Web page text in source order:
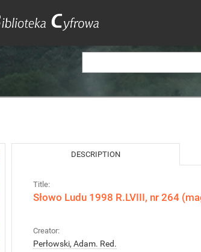
DESCRIPTION
Title:
Słowo Ludu 1998 R.LVIII, nr 264
Creator:
Perłowski, Adam. Red.